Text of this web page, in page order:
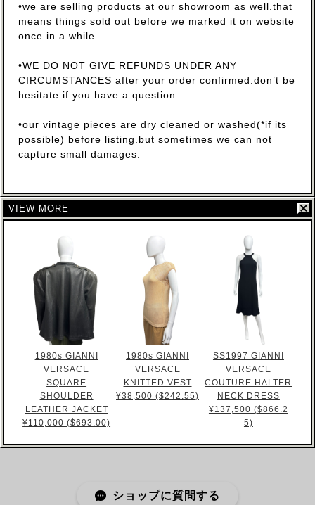
•we are selling products at our showroom as well.that
means things sold out before we marked it on website
once in a while.
•WE DO NOT GIVE REFUNDS UNDER ANY
CIRCUMSTANCES after your order confirmed.don’t be
hesitate if you have a question.
•our vintage pieces are dry cleaned or washed(*if its
possible) before listing.but sometimes we can not
capture small damages.
VIEW MORE
1980s GIANNI
VERSACE
SQUARE
SHOULDER
LEATHER JACKET
¥110,000 ($693.00)
1980s GIANNI
VERSACE
KNITTED VEST
¥38,500 ($242.55)
SS1997 GIANNI
VERSACE
COUTURE HALTER
NECK DRESS
¥137,500 ($866.2
5)
ショップに質問する